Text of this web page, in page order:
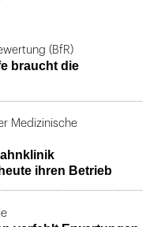
(BfR)
braucht die
Medizinische
ihren Betrieb